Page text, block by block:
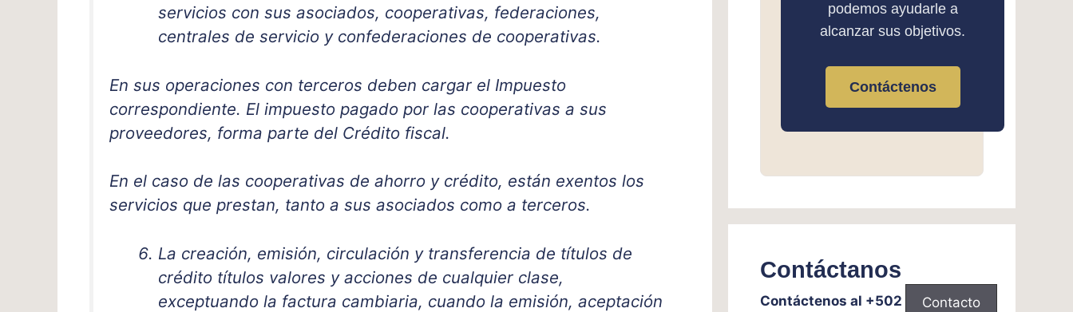
servicios con sus asociados, cooperativas, federaciones,
centrales de servicio y confederaciones de cooperativas.
En sus operaciones con terceros deben cargar el Impuesto
correspondiente. El impuesto pagado por las cooperativas a sus
proveedores, forma parte del Crédito fiscal.
En el caso de las cooperativas de ahorro y crédito, están exentos los
servicios que prestan, tanto a sus asociados como a terceros.
La creación, emisión, circulación y transferencia de títulos de
crédito títulos valores y acciones de cualquier clase,
exceptuando la factura cambiaria, cuando la emisión, aceptación
podemos ayudarle a
alcanzar sus objetivos.
Contáctenos
Contáctanos
Contáctenos al +502
Contacto